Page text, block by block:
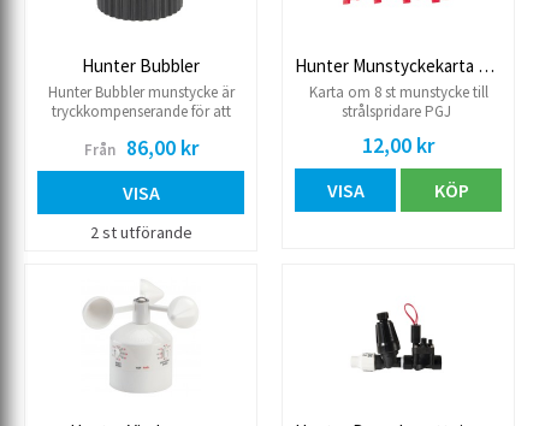
Hunter Bubbler
Hunter Bubbler munstycke är
tryckkompenserande för att
utmatning av vatten, oavsett
ingångstrycket. Detta möjliggör
noggrann applicering av vatten
designade för installation på
träd och stora buskar.
Från 86,00 kr
VISA
2 st utförande
Hunter Munstyckekarta PGJ
Karta om 8 st munstycke till
strålspridare PGJ
12,00 kr
VISA KÖP